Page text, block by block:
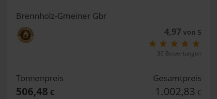
Brennholz-Gmeiner Gbr
4,97von 5
36 Bewertungen
Tonnenpreis
506,48 €
Gesamtpreis
1.002,83 €